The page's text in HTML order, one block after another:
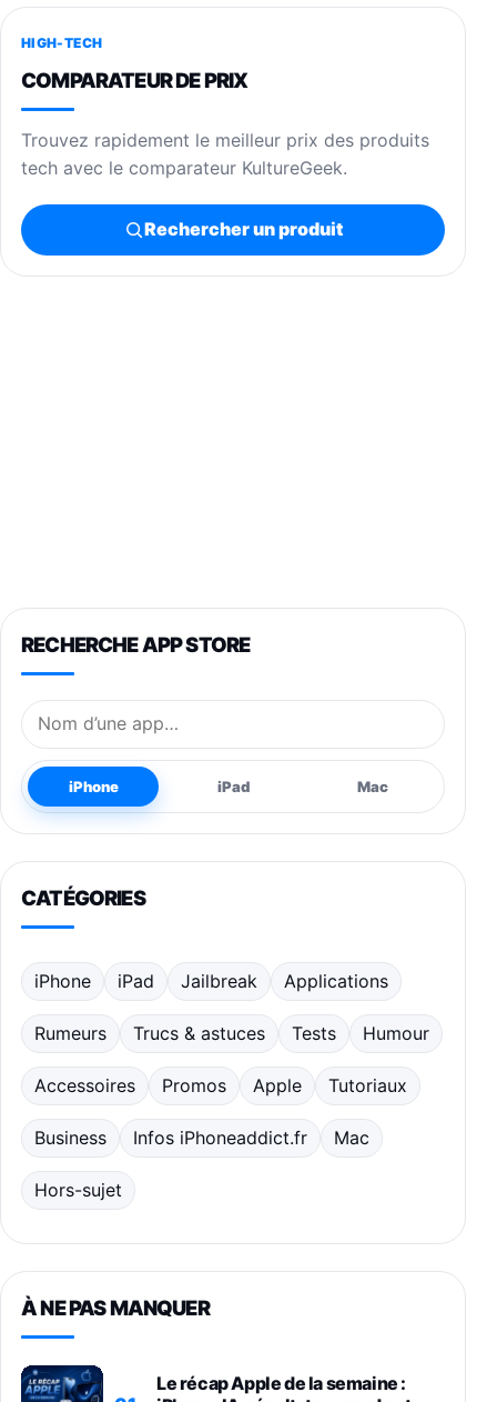
HIGH-TECH
COMPARATEUR DE PRIX
Trouvez rapidement le meilleur prix des produits
tech avec le comparateur KultureGeek.
Rechercher un produit
RECHERCHE APP STORE
Nom de l’application
iPhone iPad Mac
CATÉGORIES
iPhone iPad Jailbreak Applications
Rumeurs Trucs & astuces Tests Humour
Accessoires Promos Apple Tutoriaux
Business Infos iPhoneaddict.fr Mac
Hors-sujet
À NE PAS MANQUER
Le récap Apple de la semaine :